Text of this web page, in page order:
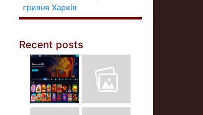
гривня Харків
Recent posts